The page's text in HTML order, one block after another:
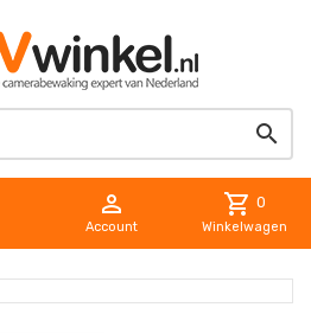


Account
shopping_cart 0
Winkelwagen